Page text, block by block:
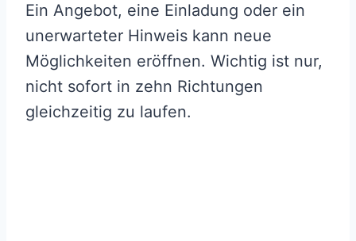
Ein Angebot, eine Einladung oder ein
unerwarteter Hinweis kann neue
Möglichkeiten eröffnen. Wichtig ist nur,
nicht sofort in zehn Richtungen
gleichzeitig zu laufen.